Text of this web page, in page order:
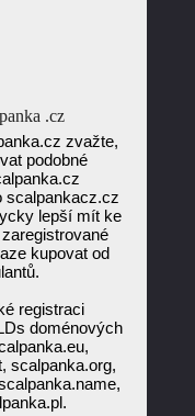
.cz
zvažte,
podobné
scalpankacz.cz
lepší mít ke
kupovat od
registraci
doménových
scalpanka.org,